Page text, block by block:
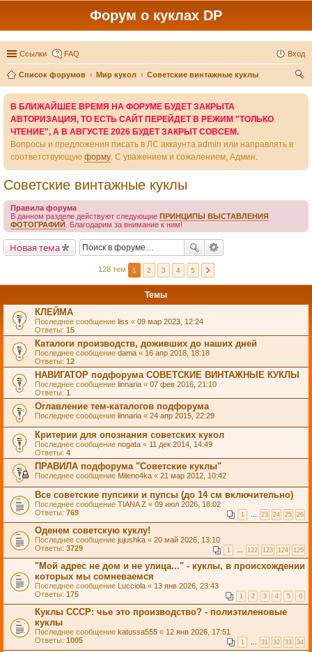
Форум о куклах DP
Ссылки FAQ Вход
Список форумов Мир кукол
Советские винтажные куклы
В БЛИЖАЙШЕЕ ВРЕМЯ НА ФОРУМЕ БУДЕТ ЗАКРЫТА
АВТОРИЗАЦИЯ, ТО ЕСТЬ САЙТ ПЕРЕЙДЕТ В РЕЖИМ "ТОЛЬКО
ЧТЕНИЕ", А В АВГУСТЕ 2026 БУДЕТ ЗАКРЫТ СОВСЕМ.
Вопросы и предложения писать в ЛС аккаунта admin или направлять в
соответствующую форму. С уважением и сожалением, Админ.
Советские винтажные куклы
Правила форума
В данном разделе действуют следующие ПРИНЦИПЫ ВЫСТАВЛЕНИЯ
ФОТОГРАФИЙ . Благодарим за внимание к ним!
Новая тема
128 тем 1 2 3 4 5
Темы
КЛЕЙМА
Последнее сообщение liss « 09 мар 2023, 12:24
Ответы: 15
Каталоги производств, доживших до наших дней
Последнее сообщение dama « 16 апр 2018, 18:18
Ответы: 12
НАВИГАТОР подфорума СОВЕТСКИЕ ВИНТАЖНЫЕ КУКЛЫ
Последнее сообщение linnaria « 07 фев 2016, 21:10
Ответы: 1
Оглавление тем-каталогов подфорума
Последнее сообщение linnaria « 24 апр 2015, 22:29
Критерии для опознания советских кукол
Последнее сообщение nogata « 11 дек 2014, 14:49
Ответы: 4
ПРАВИЛА подфорума "Советские куклы"
Последнее сообщение Mileno4ka « 21 мар 2012, 10:42
Все советские пупсики и пупсы (до 14 см включительно)
Последнее сообщение TIANA Z « 09 июл 2026, 18:02
Ответы: 769 1 … 23 24 25 26
Оденем советскую куклу!
Последнее сообщение jujushka « 20 май 2026, 13:10
Ответы: 3729 1 … 122 123 124 125
"Мой адрес не дом и не улица..." - куклы, в происхождении
которых мы сомневаемся
Последнее сообщение Lucciola « 13 янв 2026, 23:43
Ответы: 175 1 2 3 4 5 6
Куклы СССР: чье это производство? - полиэтиленовые
куклы
Последнее сообщение katussa555 « 12 янв 2026, 17:51
Ответы: 1005 1 … 31 32 33 34